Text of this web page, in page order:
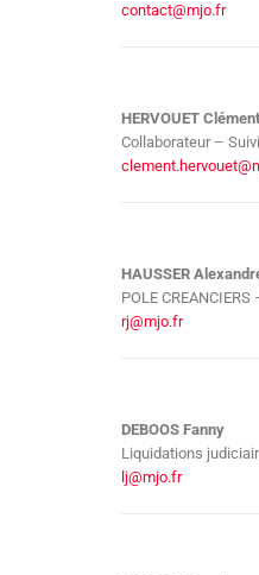
contact@mjo.fr
HERVOUET Clément
Collaborateur –
HAUSSER
POLE
rj@mjo.fr
DEBOOS Fanny
Liquidations
lj@mjo.fr